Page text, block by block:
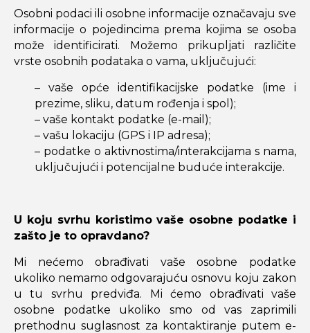
Osobni podaci ili osobne informacije označavaju sve
informacije o pojedincima prema kojima se osoba
može identificirati. Možemo prikupljati različite
vrste osobnih podataka o vama, uključujući:
– vaše opće identifikacijske podatke (ime i
prezime, sliku, datum rođenja i spol);
– vaše kontakt podatke (e-mail);
– vašu lokaciju (GPS i IP adresa);
– podatke o aktivnostima/interakcijama s nama,
uključujući i potencijalne buduće interakcije.
U koju svrhu koristimo vaše osobne podatke i
zašto je to opravdano?
Mi nećemo obrađivati vaše osobne podatke
ukoliko nemamo odgovarajuću osnovu koju zakon
u tu svrhu predviđa. Mi ćemo obrađivati vaše
osobne podatke ukoliko smo od vas zaprimili
prethodnu suglasnost za kontaktiranje putem e-